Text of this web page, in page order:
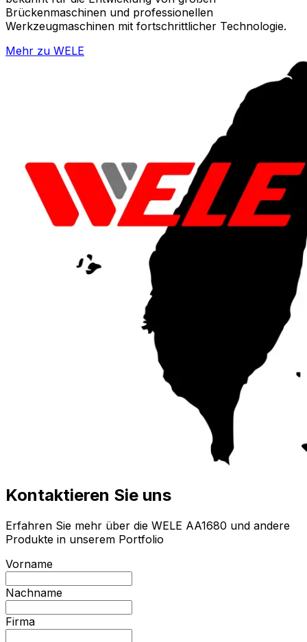
Brückenmaschinen und professionellen
Werkzeugmaschinen mit fortschrittlicher Technologie.
Mehr zu WELE
Kontaktieren Sie uns
Erfahren Sie mehr über die WELE AA1680 und andere
Produkte in unserem Portfolio
Vorname
Nachname
Firma